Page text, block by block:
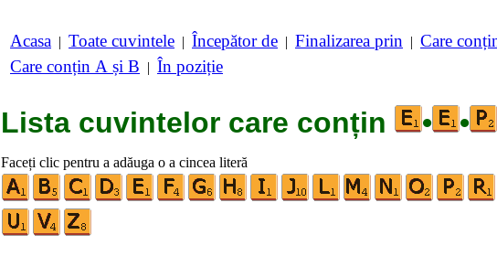
Acasa | Toate cuvintele | Începător de | Finalizarea prin | Care
Care conțin A și B | În poziție
Lista cuvintelor care conțin • •
Faceți clic pentru a adăuga o a cincea literă